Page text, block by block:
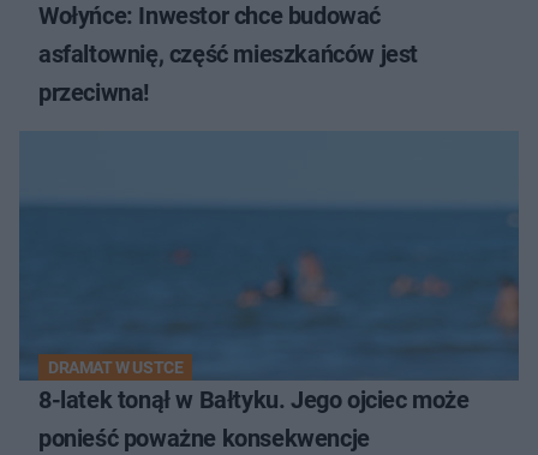
Wołyńce: Inwestor chce budować
asfaltownię, część mieszkańców jest
przeciwna!
DRAMAT W USTCE
8-latek tonął w Bałtyku. Jego ojciec może
ponieść poważne konsekwencje